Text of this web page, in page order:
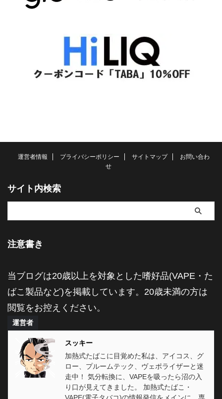
運営者情報 プライバシーポリシー サイトマップ
お問い合わ
せ
サイト内検索
注意書き
当ブログは20歳以上を対象とした嗜好品(VAPE・た
ばこ製品など)を掲載しています。20歳未満の方は
閲覧をお控えください。
運営者
スッキー
加熱式たばこに目覚めた私は、アイコス、グ
ロー、プルームテック、ヴェポライザーと迷
走中！ 気分転換に、VAPEを吸ったら沼の入
り口が見えてきました。 加熱式たばこ・